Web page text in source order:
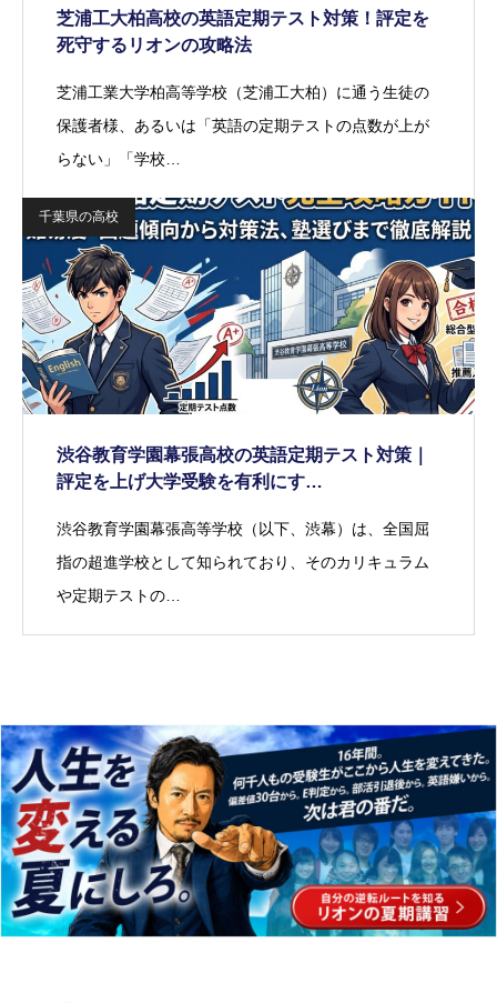
芝浦工大柏高校の英語定期テスト対策！評定を
死守するリオンの攻略法
芝浦工業大学柏高等学校（芝浦工大柏）に通う生徒の
保護者様、あるいは「英語の定期テストの点数が上が
らない」「学校…
千葉県の高校
渋谷教育学園幕張高校の英語定期テスト対策｜
評定を上げ大学受験を有利にす…
渋谷教育学園幕張高等学校（以下、渋幕）は、全国屈
指の超進学校として知られており、そのカリキュラム
や定期テストの…